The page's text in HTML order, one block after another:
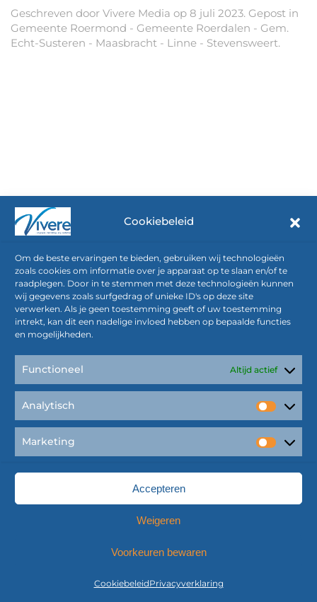
Cookiebeleid
Om de beste ervaringen te bieden, gebruiken wij technologieën
zoals cookies om informatie over je apparaat op te slaan en/of te
raadplegen. Door in te stemmen met deze technologieën kunnen
wij gegevens zoals surfgedrag of unieke ID's op deze site
verwerken. Als je geen toestemming geeft of uw toestemming
intrekt, kan dit een nadelige invloed hebben op bepaalde functies
en mogelijkheden.
Functioneel Altijd actief
Analytisch
Marketing
Accepteren
Weigeren
Voorkeuren bewaren
CookiebeleidPrivacyverklaring
Geschreven door Vivere Media op 8 juli 2023. Gepost in
Gemeente Roermond - Gemeente Roerdalen - Gem.
Echt-Susteren - Maasbracht - Linne - Stevensweert.
Terug naar overzicht
Lees verder